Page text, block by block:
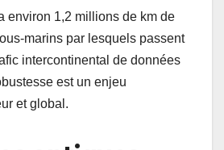
environ 1,2 millions de km de
marins par lesquels passent
intercontinental de données
est un enjeu
et global.